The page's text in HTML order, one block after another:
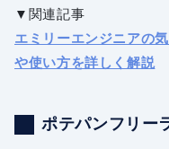
▼関連記事
エミリーエンジニアの
や使い方を詳しく解説
ポテパンフリー